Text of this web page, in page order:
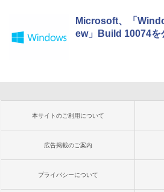
Microsoft、「
ew」Build 10074を
本サイトのご利用について
広告掲載のご案内
プライバシーについて